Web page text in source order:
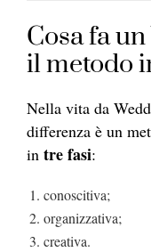
Cosa fa
il metodo
Nella vita da
differenza è un
in tre fasi:
conoscitiva;
organizzativa;
creativa.